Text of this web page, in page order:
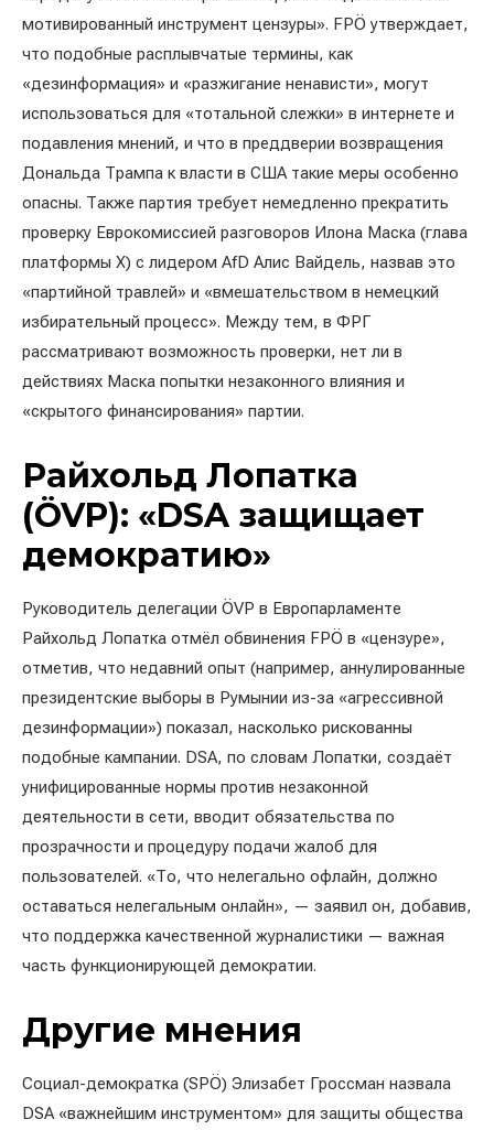
мотивированный инструмент цензуры». FPÖ утверждает,
что подобные расплывчатые термины, как
«дезинформация» и «разжигание ненависти», могут
использоваться для «тотальной слежки» в интернете и
подавления мнений, и что в преддверии возвращения
Дональда Трампа к власти в США такие меры особенно
опасны. Также партия требует немедленно прекратить
проверку Еврокомиссией разговоров Илона Маска (глава
платформы X) с лидером AfD Алис Вайдель, назвав это
«партийной травлей» и «вмешательством в немецкий
избирательный процесс». Между тем, в ФРГ
рассматривают возможность проверки, нет ли в
действиях Маска попытки незаконного влияния и
«скрытого финансирования» партии.
Райхольд Лопатка
(ÖVP): «DSA защищает
демократию»
Руководитель делегации ÖVP в Европарламенте
Райхольд Лопатка отмёл обвинения FPÖ в «цензуре»,
отметив, что недавний опыт (например, аннулированные
президентские выборы в Румынии из-за «агрессивной
дезинформации») показал, насколько рискованны
подобные кампании. DSA, по словам Лопатки, создаёт
унифицированные нормы против незаконной
деятельности в сети, вводит обязательства по
прозрачности и процедуру подачи жалоб для
пользователей. «То, что нелегально офлайн, должно
оставаться нелегальным онлайн», — заявил он, добавив,
что поддержка качественной журналистики — важная
часть функционирующей демократии.
Другие мнения
Социал-демократка (SPÖ) Элизабет Гроссман назвала
DSA «важнейшим инструментом» для защиты общества